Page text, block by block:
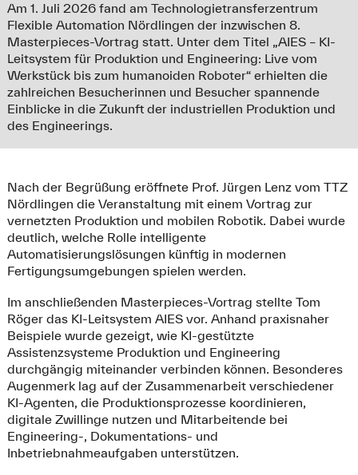
Am 1. Juli 2026 fand am Technologietransferzentrum
Flexible Automation Nördlingen der inzwischen 8.
Masterpieces-Vortrag statt. Unter dem Titel „AIES – KI-
Leitsystem für Produktion und Engineering: Live vom
Werkstück bis zum humanoiden Roboter“ erhielten die
zahlreichen Besucherinnen und Besucher spannende
Einblicke in die Zukunft der industriellen Produktion und
des Engineerings.
Nach der Begrüßung eröffnete Prof. Jürgen Lenz vom TTZ
Nördlingen die Veranstaltung mit einem Vortrag zur
vernetzten Produktion und mobilen Robotik. Dabei wurde
deutlich, welche Rolle intelligente
Automatisierungslösungen künftig in modernen
Fertigungsumgebungen spielen werden.
Im anschließenden Masterpieces-Vortrag stellte Tom
Röger das KI-Leitsystem AIES vor. Anhand praxisnaher
Beispiele wurde gezeigt, wie KI-gestützte
Assistenzsysteme Produktion und Engineering
durchgängig miteinander verbinden können. Besonderes
Augenmerk lag auf der Zusammenarbeit verschiedener
KI-Agenten, die Produktionsprozesse koordinieren,
digitale Zwillinge nutzen und Mitarbeitende bei
Engineering-, Dokumentations- und
Inbetriebnahmeaufgaben unterstützen.